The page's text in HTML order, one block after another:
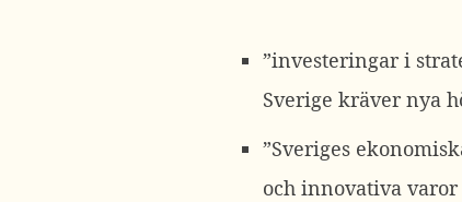
”investeringar i
Sverige kräver nya
”Sveriges
och innovativa